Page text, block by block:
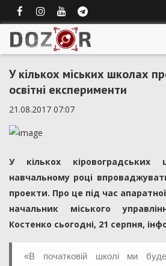
У кількох міських школах
освітні експерименти
21.08.2017 07:07
У кількох
навчальному році
проекти. Про це під час
начальник міського
Костенко сьогодні, 21 серпня,
«В початковій школі ми